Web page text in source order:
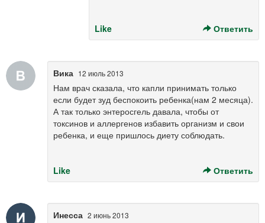
Like Ответить
Вика 12 июль 2013
Нам врач сказала, что капли принимать только
если будет зуд беспокоить ребенка(нам 2 месяца).
А так только энтеросгель давала, чтобы от
токсинов и аллергенов избавить организм и свои
ребенка, и еще пришлось диету соблюдать.
Like Ответить
Инесса 2 июнь 2013